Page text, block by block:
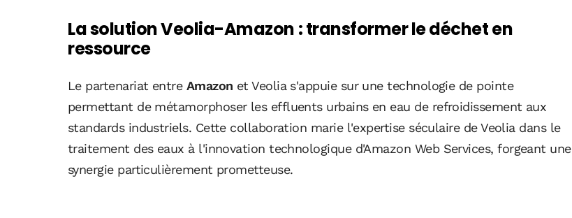
La solution Veolia-Amazon : transformer le déchet en
ressource
Le partenariat entre Amazon et Veolia s'appuie sur une technologie de pointe
permettant de métamorphoser les effluents urbains en eau de refroidissement aux
standards industriels. Cette collaboration marie l'expertise séculaire de Veolia dans le
traitement des eaux à l'innovation technologique d'Amazon Web Services, forgeant une
synergie particulièrement prometteuse.